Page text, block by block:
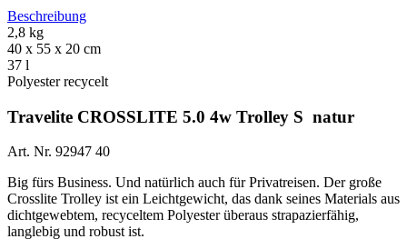
Beschreibung
2,8 kg
40 x 55 x 20 cm
37 l
Polyester recycelt
Travelite CROSSLITE 5.0 4w Trolley S natur
Art. Nr. 92947 40
Big fürs Business. Und natürlich auch für Privatreisen. Der große
Crosslite Trolley ist ein Leichtgewicht, das dank seines Materials aus
dichtgewebtem, recyceltem Polyester überaus strapazierfähig,
langlebig und robust ist.